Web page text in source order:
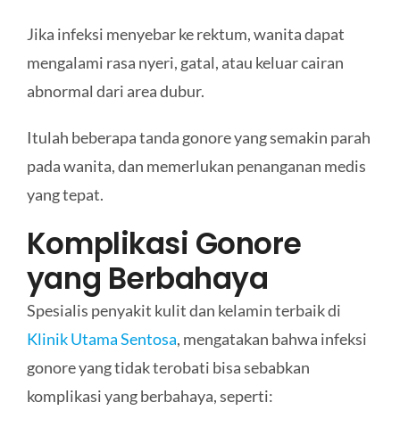
Jika infeksi menyebar ke rektum, wanita dapat
mengalami rasa nyeri, gatal, atau keluar cairan
abnormal dari area dubur.
Itulah beberapa tanda gonore yang semakin parah
pada wanita, dan memerlukan penanganan medis
yang tepat.
Komplikasi Gonore
yang Berbahaya
Spesialis penyakit kulit dan kelamin terbaik di
Klinik Utama Sentosa, mengatakan bahwa infeksi
gonore yang tidak terobati bisa sebabkan
komplikasi yang berbahaya, seperti: